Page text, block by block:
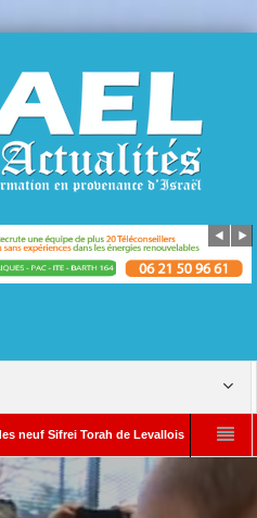
Torah de Levallois : jusqu’à quand le
à l’Iran : « Si vous nous attaquez, notre